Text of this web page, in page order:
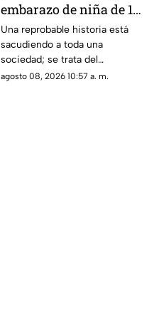
embarazo de niña de 11
años; esto se sabe
(+VIDEO)
Una reprobable historia está
sacudiendo a toda una
sociedad; se trata del
embarazo de una niña de 11
agosto 08, 2026 10:57 a. m.